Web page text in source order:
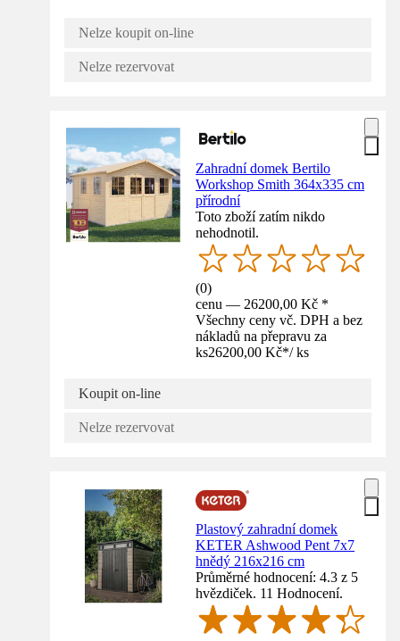
Nelze koupit on-line
Nelze rezervovat
Zahradní domek Bertilo
Workshop Smith 364x335 cm
přírodní
Toto zboží zatím nikdo
nehodnotil.
(0)
cenu — 26200,00 Kč *
Všechny ceny vč. DPH a bez
nákladů na přepravu za
ks26200,00 Kč*/ ks
Koupit on-line
Nelze rezervovat
Plastový zahradní domek
KETER Ashwood Pent 7x7
hnědý 216x216 cm
Průměrné hodnocení: 4.3 z 5
hvězdiček. 11 Hodnocení.